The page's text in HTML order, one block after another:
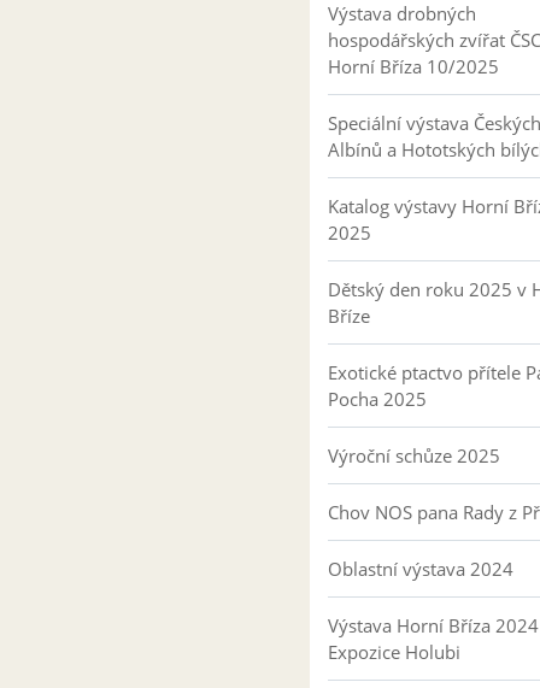
Výstava drobných
hospodářských zvířat
Horní Bříza 10/2025
Speciální výstava Českých
Albínů a Hototských
Katalog výstavy Horní
2025
Dětský den roku 2025 v
Bříze
Exotické ptactvo přítele
Pocha 2025
Výroční schůze 2025
Chov NOS pana Rady z
Oblastní výstava 2024
Výstava Horní Bříza 2024
Expozice Holubi